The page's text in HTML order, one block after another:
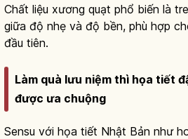
Chất liệu xương quạt phổ biến là
giữa độ nhẹ và độ bền, phù hợp
đầu tiên.
Làm quà lưu niệm thì họa tiết
được ưa chuộng
Sensu với họa tiết Nhật Bản như